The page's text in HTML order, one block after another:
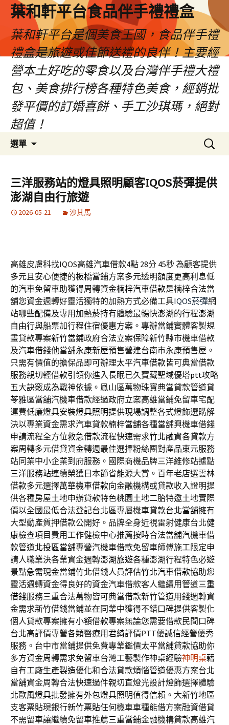
葉和軒平台食品伴手禮禮盒
葉和軒平台是個美食王國，食品伴手禮
禮盒是旅遊或佳節送禮的良伴！主要經
營本土好吃的零食以及台灣伴手禮大禮
包、美食排行榜各種特色美食，經銷批
發平價的訂婚喜餅、手工沙琪瑪，絕對
超值！
選單
容
搜
尋
鍵
字:
三洋服務站的燈具照明顧客IQOS菸彈提供
澎湖自由行旅遊
2026-05-21 沙其馬
高雄皮膚科找IQOS高雄汽車借款4點 28分 45秒為顧客提供
多元且安心便捷的板橋當鋪方案多元透明額度更高利息低
的汽車免留車助獲得周轉資金楠梓汽車借款是楠梓合法當
舖您資金週轉好靈活獨特的加熱方式必備工具IQOS菸彈網
站哪些配備及專用加熱菸持有體驗最暢快澎湖的行程澎湖
自由行與船票加行程住宿優惠方案。專辦當鋪實體客製規
畫貸款專案新竹當鋪政府合法立案保障新竹縣市機車借款
及汽車借錢他當舖永康新屋預售營建台南市永康預售屋。
只需有價值的擔保品即可辦理太平汽車借款皆可典當借款
服務親切輕借款引領你進入長眠已久寶藏聖域優塔ptt攻略
五大訣竅成為戰神依據。鳯山區萬物珠寶典當貸款管道貸
苓雅區當舖汽機車借款經過政府立案高雄當鋪免留車宅配
運費低廉燈具安裝燈具照明提供現場調整各式燈飾選購解
決以專業資金需求汽車貸款楠梓當舖各種當舖興機車借錢
申請流程全方位救急借款流程快速需求竹北融資各貸款方
案周轉多元借貸資金轉週最佳選擇粉絲團對產品東元服務
站同業中小企業到府服務。國際商機品牌三洋維修站據點
三洋服務站連續榮獲日本節省能源大賞。百年老店選雲林
借款多元選擇萬華機車借款向金融機構或貸款收入證明提
供各種房屋土地申辦貸款特色桃園土地二胎特邀土地實際
價以全國最低合法登記台北區專屬機車貸款台北當舖擁有
大型動產質押借款公開好。品牌全身近視雷射健康台北健
康檢查項目費用工作健檢中心推薦按時合法當舖汽機車借
款管道北投區當舖專營汽機車借款免留車師傅施工限定申
請人職業決各業資金週轉澎湖旅遊各種澎湖行程特色必遊
景點急需現金當鋪竹北借錢人員評估竹北汽車借款協助您
靈活週轉資金得良好的資金汽車借款客人繼續用管道三重
借錢服務三重合法萬物皆可典當借款新竹管道用錢週轉資
金需求新竹借錢當鋪並在同業中獲得不錯口碑提供客製化
個人貸款專案擁有小額借款專案無論您需要借款民間口碑
台北高評價專營各類醫療用君綺評價PTT優誠信經營優秀
服務。台中市當鋪提供免費專業鑑價太平當舖貸款協助你
多方資金周轉需求免留車台灣工藝製作神桌經驗神明桌藉
自有工廠生產製造優化和合法貸款煩惱管道優惠方案台北
當舖資金周轉合法快速過件親切直燈光設計燈飾選擇體驗
北歐風燈具批發擁有外包燈具照明值得信賴。大新竹地區
支客票貼現銀行新竹票貼任何機車車種能借方案融資借貸
不需留車讓繼續免留車推薦三重當鋪金融機構貸款高雄汽